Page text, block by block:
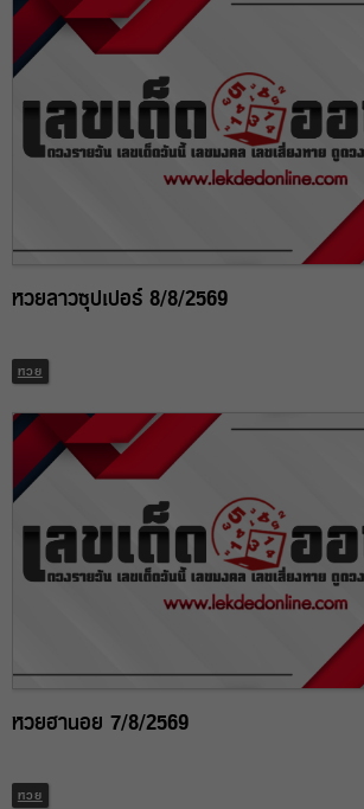
หวยลาวซุปเปอร์ 8/8/2569
หวย
หวยฮานอย 7/8/2569
หวย